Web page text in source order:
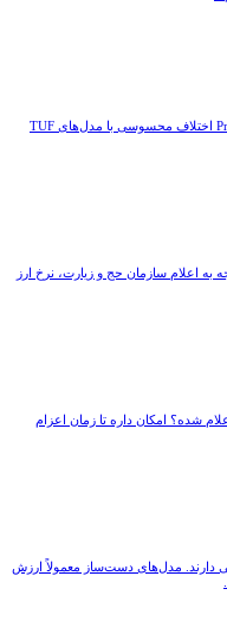
برای کارهای تدوین و طراحی، واقعاً سری ProArt اختلاف محسوسی با مدل‌های TUF
به اعلام سازمان حج و زیارت، نرخ ارز
اعلام شده؟ امکان داره تا زمان اعزام
دارند. مدل‌های دست‌ساز معمولاً ارزش